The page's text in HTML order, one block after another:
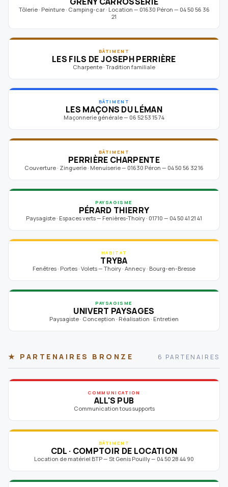
Tôlerie · Peinture · Camping-car · Location — 01630 Péron — 04 50 56 36
21
BÂTIMENT
LES FILS DE JOSEPH PERRIÈRE
Charpente · Tradition familiale
BÂTIMENT
LES MAÇONS DU LÉMAN
Maçonnerie générale — 06 52 53 15 74
BÂTIMENT
PERRIÈRE CHARPENTE
Couverture · Zinguerie · Menuiserie — 01630 Péron — 04 50 56 32 16
PAYSAGISME
PÉRARD THIERRY
Paysagiste · Espaces verts — Fenières-Thoiry · 01710 — 04 50 41 21 41
HABITAT
TRYBA
Fenêtres · Portes · Volets — Thoiry · Annecy · Bourg-en-Bresse
PAYSAGISME
UNIVERT PAYSAGES
Paysagiste · Conception · Réalisation · Entretien
★ PARTENAIRES BRONZE 6 PARTENAIRES
COMMUNICATION
ALL'S PUB
Communication tous supports
BÂTIMENT
CDL · COMPTOIR DE LOCATION
Location de matériel BTP — St Genis Pouilly — 04 50 28 44 90